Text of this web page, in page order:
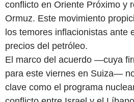
conflicto en Oriente Próximo y
Ormuz. Este movimiento
los temores inflacionistas ante
precios del petróleo.
El marco del acuerdo —cuya
para este viernes en Suiza—
clave como el programa